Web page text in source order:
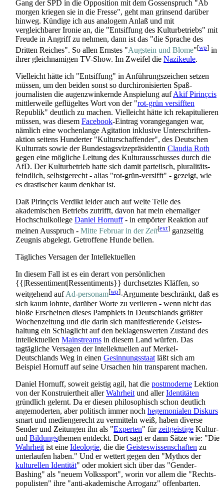
Gang der SPD in die Opposition mit dem Gossenspruch "Ab
morgen kriegen sie in die Fresse", geht man grinsend darüber
hinweg. Kündige ich aus analogem Anlaß und mit
vergleichbarer Ironie an, die "Entsiffung des Kultur­betriebs" mit
Freude in Angriff zu nehmen, dann ist das "die Sprache des
Dritten Reiches". So allen Ernstes "Augstein und Blome"[wp] in
ihrer gleichnamigen TV-Show. Im Zweifel die Nazikeule.
Vielleicht hätte ich "Entsiffung" in Anführungs­zeichen setzen
müssen, um den beiden sonst so durch­ironisierten Spaß­
journalisten die augen­zwinkernde Anspielung aufAkif Pirinçcis
mittlerweile geflügeltes Wort von der "rot-grün versifften
Republik" deutlich zu machen. Vielleicht hätte ich rekapitulieren
müssen, was diesem Facebook-Eintrag vor­an­gegangen war,
nämlich eine wochen­lange Agitation inklusive Unter­schriften­
aktion seitens Hunderter "Kultur­schaffender", des Deutschen
Kulturrats sowie der Bundestags­vize­präsidentin Claudia Roth
gegen eine mögliche Leitung des Kultur­aus­schusses durch die
AfD. Der Kultur­betrieb hatte sich damit parteiisch, pluralitäts­
feindlich, selbst­gerecht - alias "rot-grün-versifft" - gezeigt, wie
es drastischer kaum denkbar ist.
Daß Pirinçcis Verdikt leider auch auf weite Teile des
akademischen Betriebs zutrifft, davon hat mein ehemaliger
Hochschul­kollege Daniel Hornuff- in empörter Reaktion auf
meinen Ausspruch - Mitte Februar in derZeit[ext] ganzseitig
Zeugnis abgelegt. Getroffene Hunde bellen.
Tägliches Versagen der Intellektuellen
In diesem Fall ist es ein derart von persönlichen
{{|Ressentiment|Ressentiments}} durchsetztes Kläffen, so
weitgehend aufAd-personam[wp]-Argumente beschränkt, daß es
sich kaum lohnte, darüber Worte zu verlieren - wenn nicht das
bloße Erscheinen dieses Pamphlets in Deutschlands größter
Wochen­zeitung und die darin sich manifestierende Geistes­
haltung ein Schlaglicht auf den beklagens­werten Zustand des
intellektuellen Mainstreams in diesem Land würfen. Das
tagtägliche Versagen der Intellektuellen auf Merkel-
Deutschlands Weg in einen Gesinnungsstaat läßt sich am
Beispiel Hornuff auf seine Ursachen hin transparent machen.
Daniel Hornuff, soweit geistig agil, hat die postmoderne Lektion
von der Konstruiertheit allerWahrheit und allerIdentitäten
gründlich gelernt. Da er diesen philosophisch schon deutlich
angemoderten, aber politisch immer noch hegemonialen Diskurs
smart und medien­gerecht zu vermitteln weiß, haben diverse
Sender und Zeitungen ihn als "Experten" fürzeitgeistige Kultur-
und Bildungs­themen entdeckt. Dort sagt er dann Sätze wie: "Die
Wahrheit ist eine Ideologie, die die Geisteswissenschaften zu
unterlaufen haben." Und er wettert gegen den "Mythos der
kulturellen Identität" oder mokiert sich über das "Gender-
Bashing" als "neuem Volkssport", worin vor allem die "Rechts­
populisten" ihre "anti-akademische Arroganz" offenbarten.